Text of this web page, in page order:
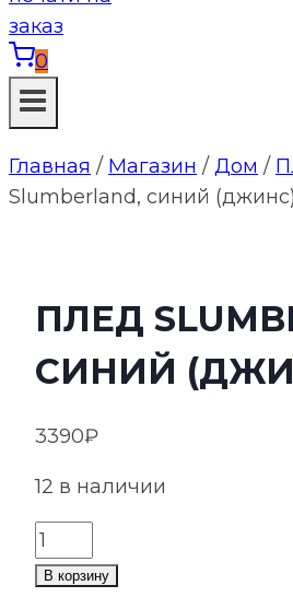
0
Главная / Магазин / Дом /
Slumberland, синий (джинс)
ПЛЕД
СИНИЙ
3390₽
12 в наличии
Количество
товара
В корзину